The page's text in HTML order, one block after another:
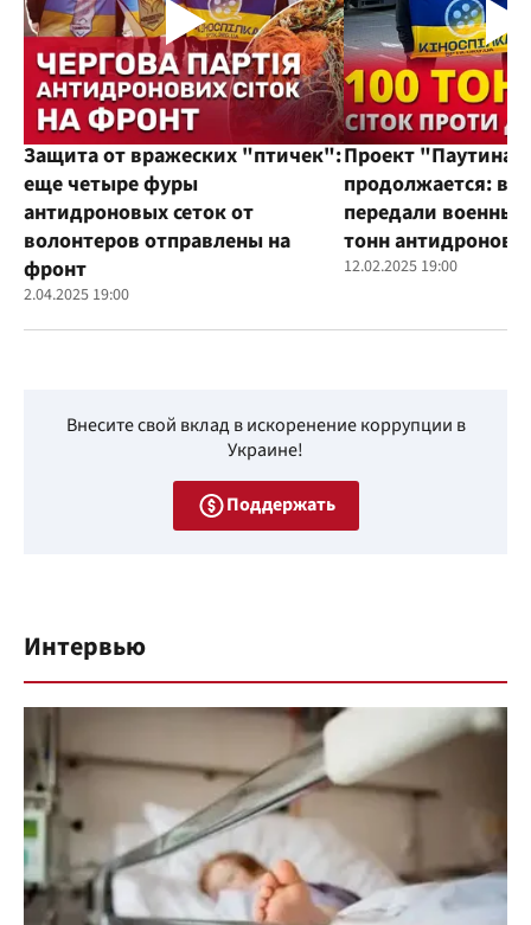
Защита от вражеских "птичек":
еще четыре фуры
антидроновых сеток от
волонтеров отправлены на
фронт
2.04.2025 19:00
Проект "Паутина"
продолжается:
передали
тонн
12.02.2025 19:00
Внесите свой вклад в искоренение коррупции в
Украине!
Поддержать
Интервью